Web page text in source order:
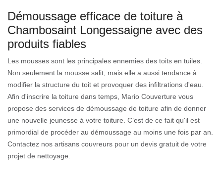
Démoussage efficace de toiture à
Chambosaint Longessaigne avec des
produits fiables
Les mousses sont les principales ennemies des toits en tuiles.
Non seulement la mousse salit, mais elle a aussi tendance à
modifier la structure du toit et provoquer des infiltrations d'eau.
Afin d'inscrire la toiture dans temps, Mario Couverture vous
propose des services de démoussage de toiture afin de donner
une nouvelle jeunesse à votre toiture. C’est de ce fait qu'il est
primordial de procéder au démoussage au moins une fois par an.
Contactez nos artisans couvreurs pour un devis gratuit de votre
projet de nettoyage.